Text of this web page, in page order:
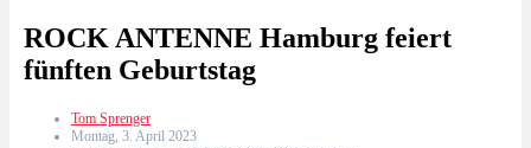
ROCK ANTENNE Hamburg feiert
fünften Geburtstag
Tom Sprenger
Montag, 3. April 2023